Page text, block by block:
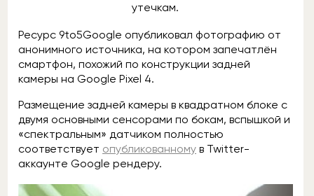
утечкам.
Ресурс 9to5Google опубликовал фотографию от
анонимного источника, на котором запечатлён
смартфон, похожий по конструкции задней
камеры на Google Pixel 4.
Размещение задней камеры в квадратном блоке с
двумя основными сенсорами по бокам, вспышкой и
«спектральным» датчиком полностью
соответствует опубликованному в Twitter-
аккаунте Google рендеру.